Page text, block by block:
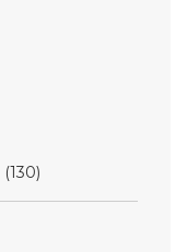
(130)